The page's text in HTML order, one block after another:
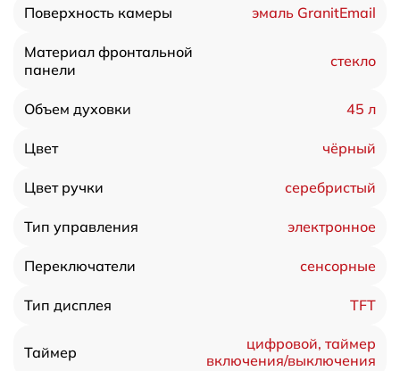
Поверхность камеры эмаль GranitEmail
Материал фронтальной
панели
стекло
Объем духовки 45 л
Цвет чёрный
Цвет ручки серебристый
Тип управления электронное
Переключатели сенсорные
Тип дисплея TFT
Таймер
цифровой, таймер
включения/выключения